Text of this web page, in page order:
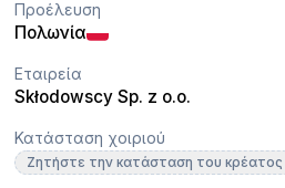
Προέλευση
Πολωνία
Εταιρεία
Skłodowscy Sp. z o.o.
Κατάσταση χοιριού
Ζητήστε την κατάσταση του κρέατος